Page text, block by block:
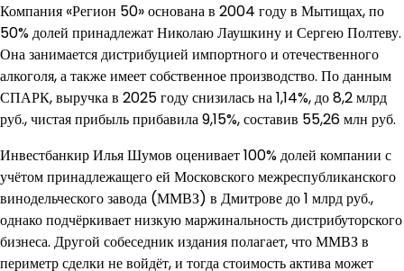
Компания «Регион 50» основана в 2004 году в Мытищах, по
50% долей принадлежат Николаю Лаушкину и Сергею Полтеву.
Она занимается дистрибуцией импортного и отечественного
алкоголя, а также имеет собственное производство. По данным
СПАРК, выручка в 2025 году снизилась на 1,14%, до 8,2 млрд
руб., чистая прибыль прибавила 9,15%, составив 55,26 млн руб.
Инвестбанкир Илья Шумов оценивает 100% долей компании с
учётом принадлежащего ей Московского межреспубликанского
винодельческого завода (ММВЗ) в Дмитрове до 1 млрд руб.,
однако подчёркивает низкую маржинальность дистрибуторского
бизнеса. Другой собеседник издания полагает, что ММВЗ в
периметр сделки не войдёт, и тогда стоимость актива может